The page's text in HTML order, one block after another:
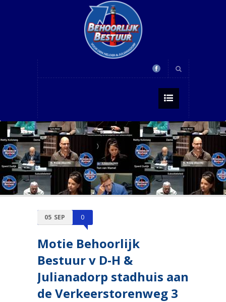
05 SEP 0
Motie Behoorlijk
Bestuur v D-H &
Julianadorp stadhuis aan
de Verkeerstorenweg 3